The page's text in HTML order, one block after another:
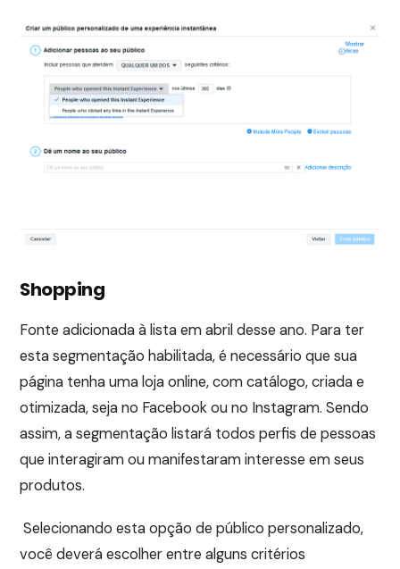
Shopping
Fonte adicionada à lista em abril desse ano. Para ter
esta segmentação habilitada, é necessário que sua
página tenha uma loja online, com catálogo, criada e
otimizada, seja no Facebook ou no Instagram. Sendo
assim, a segmentação listará todos perfis de pessoas
que interagiram ou manifestaram interesse em seus
produtos.
Selecionando esta opção de público personalizado,
você deverá escolher entre alguns critérios